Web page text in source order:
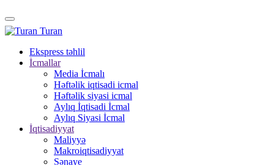
Turan
Ekspress təhlil
İcmallar
Media İcmalı
Həftəlik iqtisadi icmal
Həftəlik siyasi icmal
Aylıq İqtisadi İcmal
Aylıq Siyasi İcmal
İqtisadiyyat
Maliyyə
Makroiqtisadiyyat
Sənaye